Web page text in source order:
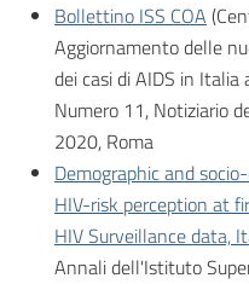
Bollettino ISS COA
Aggiornamento delle
dei casi di AIDS in
Numero 11, Notiziario
2020, Roma
Demographic and
HIV-risk perception at
HIV Surveillance
Annali dell'Istituto